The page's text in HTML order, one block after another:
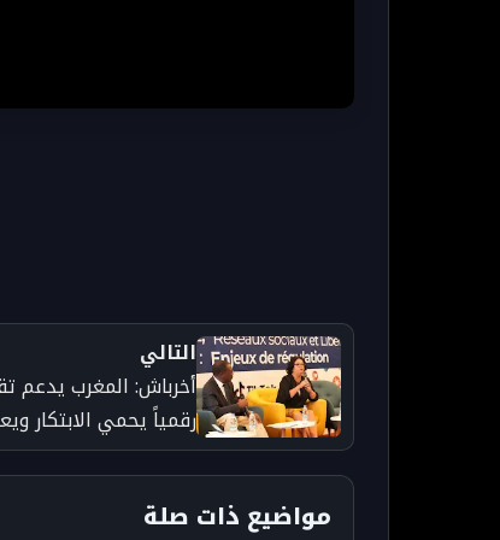
التالي
أخرباش: المغرب يدعم
رقمياً يحمي الابتكار
الشفافية - جريدة
بريس
مواضيع ذات صلة